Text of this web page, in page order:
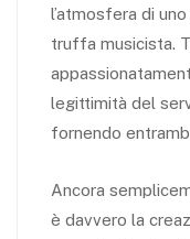
l’atmosfera di
truffa musicista.
legittimità del
fornendo
Ancora
è davvero la